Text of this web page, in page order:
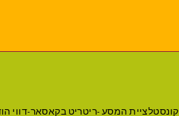
קונסטלציית המסע -ריטריט בקאסאר-דווי